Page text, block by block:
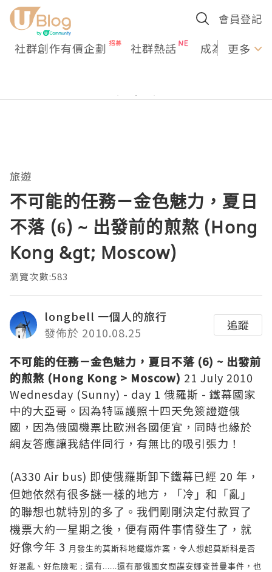
會員登記
社群創作有價企劃 社群熱話 成為U更多
旅遊
不可能的任務－金色魅力，夏日
不落 (6) ~ 出發前的煎熬 (Hong
Kong &gt; Moscow)
瀏覽次數:583
longbell 一個人的旅行
發佈於 2010.08.25
追蹤
不可能的任務－金色魅力，夏日不落 (6) ~ 出發前
的煎熬 (Hong Kong > Moscow) 21 July 2010
Wednesday (Sunny) - day 1 俄羅斯 - 鐵幕國家
中的大亞哥。因為特區護照十四天免簽證遊俄
國，因為俄國機票比歐洲各國便宜，同時也緣於
網友答應讓我結伴同行，有無比的吸引張力！
(A330 Air bus) 即使俄羅斯卸下鐵幕已經 20 年，
但她依然有很多謎一樣的地方，「冷」和「亂」
的聯想也就特別的多了。我們剛剛決定付款買了
機票大約一星期之後，便有兩件事情發生了， 就
好像今年 3 月發生的莫斯科地鐵爆炸案，令人想起莫斯科是否
好混亂、好危險呢 ; 還有......還有那俄國女間諜安娜查普曼事件， 也